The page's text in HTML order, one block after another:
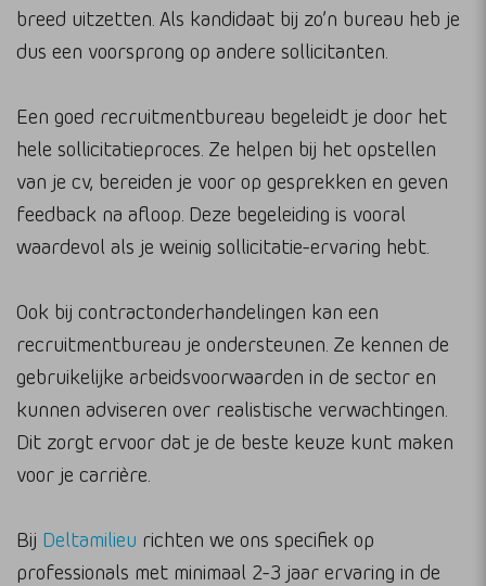
breed uitzetten. Als kandidaat bij zo’n bureau heb je
dus een voorsprong op andere sollicitanten.
Een goed recruitmentbureau begeleidt je door het
hele sollicitatieproces. Ze helpen bij het opstellen
van je cv, bereiden je voor op gesprekken en geven
feedback na afloop. Deze begeleiding is vooral
waardevol als je weinig sollicitatie-ervaring hebt.
Ook bij contractonderhandelingen kan een
recruitmentbureau je ondersteunen. Ze kennen de
gebruikelijke arbeidsvoorwaarden in de sector en
kunnen adviseren over realistische verwachtingen.
Dit zorgt ervoor dat je de beste keuze kunt maken
voor je carrière.
Bij Deltamilieu richten we ons specifiek op
professionals met minimaal 2-3 jaar ervaring in de